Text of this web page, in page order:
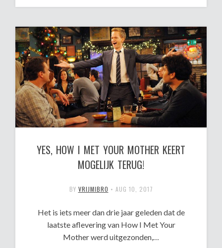
YES, HOW I MET YOUR MOTHER KEERT
MOGELIJK TERUG!
BY VRIJMIBRO • AUG 10, 2017
Het is iets meer dan drie jaar geleden dat de
laatste aflevering van How I Met Your
Mother werd uitgezonden,…